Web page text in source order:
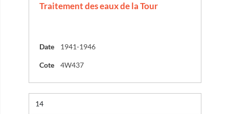
Traitement des eaux de la Tour
Date 1941-1946
Cote 4W437
Résultat n°
14